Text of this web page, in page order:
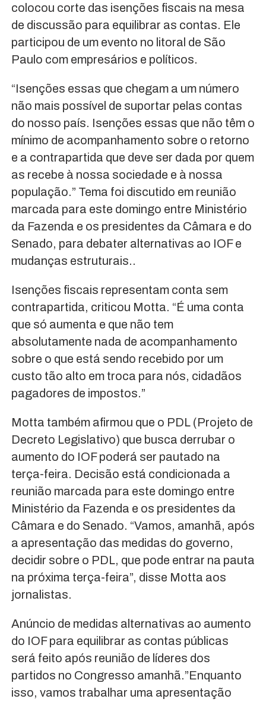
colocou corte das isenções fiscais na mesa
de discussão para equilibrar as contas. Ele
participou de um evento no litoral de São
Paulo com empresários e políticos.
“Isenções essas que chegam a um número
não mais possível de suportar pelas contas
do nosso país. Isenções essas que não têm o
mínimo de acompanhamento sobre o retorno
e a contrapartida que deve ser dada por quem
as recebe à nossa sociedade e à nossa
população.” Tema foi discutido em reunião
marcada para este domingo entre Ministério
da Fazenda e os presidentes da Câmara e do
Senado, para debater alternativas ao IOF e
mudanças estruturais..
Isenções fiscais representam conta sem
contrapartida, criticou Motta. “É uma conta
que só aumenta e que não tem
absolutamente nada de acompanhamento
sobre o que está sendo recebido por um
custo tão alto em troca para nós, cidadãos
pagadores de impostos.”
Motta também afirmou que o PDL (Projeto de
Decreto Legislativo) que busca derrubar o
aumento do IOF poderá ser pautado na
terça-feira. Decisão está condicionada a
reunião marcada para este domingo entre
Ministério da Fazenda e os presidentes da
Câmara e do Senado. “Vamos, amanhã, após
a apresentação das medidas do governo,
decidir sobre o PDL, que pode entrar na pauta
na próxima terça-feira”, disse Motta aos
jornalistas.
Anúncio de medidas alternativas ao aumento
do IOF para equilibrar as contas públicas
será feito após reunião de líderes dos
partidos no Congresso amanhã.”Enquanto
isso, vamos trabalhar uma apresentação